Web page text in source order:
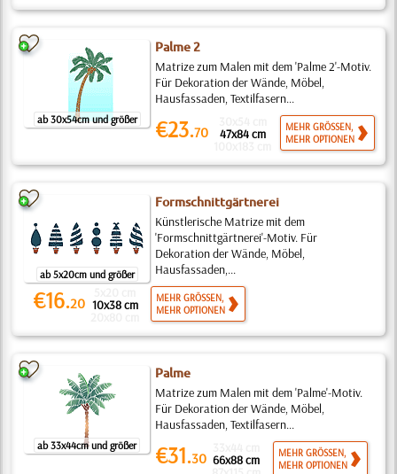
ab 30x54cm und größer
Palme 2
Matrize zum Malen mit dem 'Palme 2'-Motiv.
Für Dekoration der Wände, Möbel,
Hausfassaden, Textilfasern...
€23.70 47x84 cm
MEHR GRÖSSEN,
MEHR OPTIONEN
ab 5x20cm und größer
Formschnittgärtnerei
Künstlerische Matrize mit dem
'Formschnittgärtnerei'-Motiv. Für
Dekoration der Wände, Möbel,
Hausfassaden,...
€16.20 10x38 cm
MEHR GRÖSSEN,
MEHR OPTIONEN
ab 33x44cm und größer
Palme
Matrize zum Malen mit dem 'Palme'-Motiv.
Für Dekoration der Wände, Möbel,
Hausfassaden, Textilfasern...
€31.30 66x88 cm
MEHR GRÖSSEN,
MEHR OPTIONEN